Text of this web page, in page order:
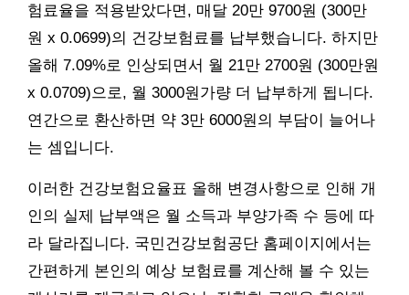
험료율을 적용받았다면, 매달 20만 9700원 (300만
원 x 0.0699)의 건강보험료를 납부했습니다. 하지만
올해 7.09%로 인상되면서 월 21만 2700원 (300만원
x 0.0709)으로, 월 3000원가량 더 납부하게 됩니다.
연간으로 환산하면 약 3만 6000원의 부담이 늘어나
는 셈입니다.
이러한 건강보험요율표 올해 변경사항으로 인해 개
인의 실제 납부액은 월 소득과 부양가족 수 등에 따
라 달라집니다. 국민건강보험공단 홈페이지에서는
간편하게 본인의 예상 보험료를 계산해 볼 수 있는